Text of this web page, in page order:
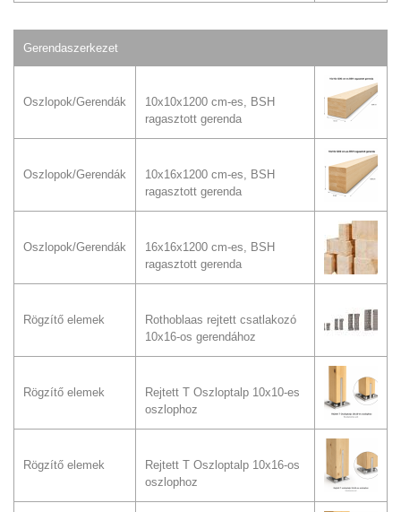
Gerendaszerkezet
Oszlopok/Gerendák
10x10x1200 cm-es, BSH
ragasztott gerenda
Oszlopok/Gerendák
10x16x1200 cm-es, BSH
ragasztott gerenda
Oszlopok/Gerendák
16x16x1200 cm-es, BSH
ragasztott gerenda
Rögzítő elemek
Rothoblaas rejtett csatlakozó
10x16-os gerendához
Rögzítő elemek
Rejtett T Oszloptalp 10x10-es
oszlophoz
Rögzítő elemek
Rejtett T Oszloptalp 10x16-os
oszlophoz